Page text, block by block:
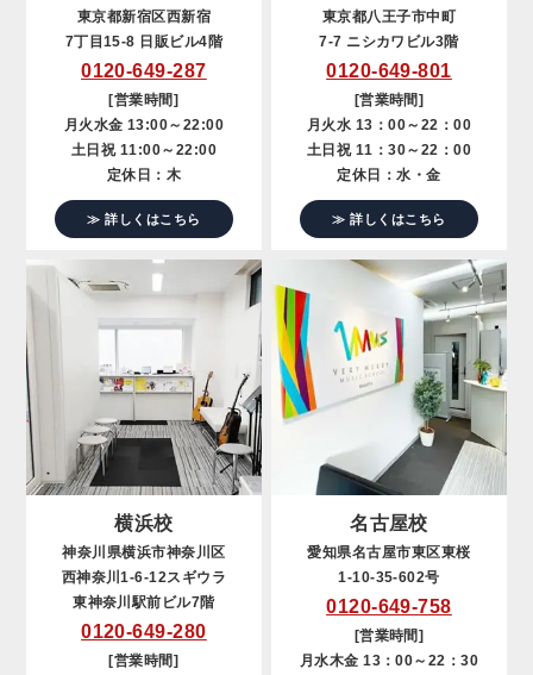
東京都新宿区西新宿
7丁目15-8 日販ビル4階
0120-649-287
[営業時間]
月火水金 13:00～22:00
土日祝 11:00～22:00
定休日：木
≫ 詳しくはこちら
東京都八王子市中町
7-7 ニシカワビル3階
0120-649-801
[営業時間]
月火水 13：00～22：00
土日祝 11：30～22：00
定休日：水・金
≫ 詳しくはこちら
横浜校
神奈川県横浜市神奈川区
西神奈川1-6-12スギウラ
東神奈川駅前ビル7階
0120-649-280
[営業時間]
名古屋校
愛知県名古屋市東区東桜
1-10-35-602号
0120-649-758
[営業時間]
月水木金 13：00～22：30